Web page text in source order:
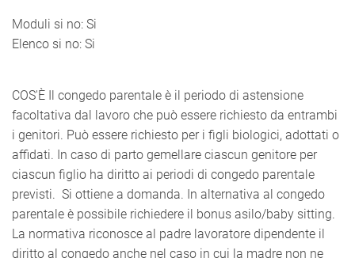
Moduli si no: Si
Elenco si no: Si
COS'È Il congedo parentale è il periodo di astensione
facoltativa dal lavoro che può essere richiesto da entrambi
i genitori. Può essere richiesto per i figli biologici, adottati o
affidati. In caso di parto gemellare ciascun genitore per
ciascun figlio ha diritto ai periodi di congedo parentale
previsti. Si ottiene a domanda. In alternativa al congedo
parentale è possibile richiedere il bonus asilo/baby sitting.
La normativa riconosce al padre lavoratore dipendente il
diritto al congedo anche nel caso in cui la madre non ne